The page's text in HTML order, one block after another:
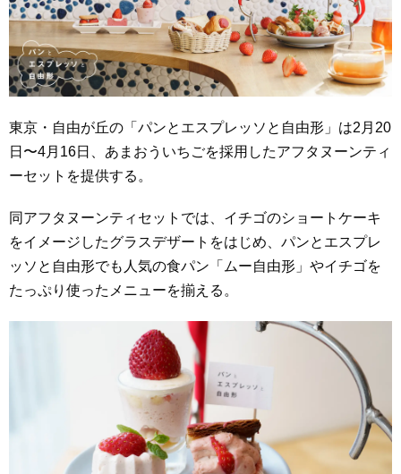
東京・自由が丘の「パンとエスプレッソと自由形」は2月20
日〜4月16日、あまおういちごを採用したアフタヌーンティ
ーセットを提供する。
同アフタヌーンティセットでは、イチゴのショートケーキ
をイメージしたグラスデザートをはじめ、パンとエスプレ
ッソと自由形でも人気の食パン「ムー自由形」やイチゴを
たっぷり使ったメニューを揃える。